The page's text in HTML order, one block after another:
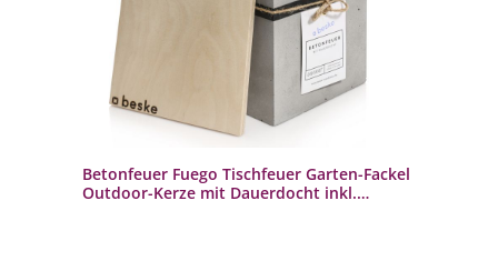
Betonfeuer Fuego Tischfeuer Garten-Fackel
Outdoor-Kerze mit Dauerdocht inkl.